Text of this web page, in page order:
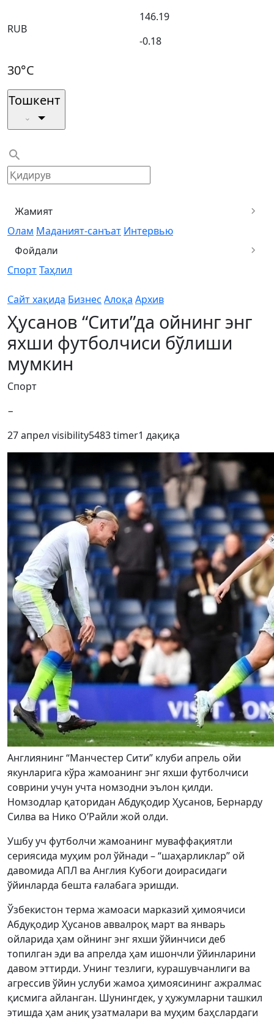
RUB
146.19
-0.18
30°C
Тошкент
Жамият
Олам Маданият-санъат Интервью
Фойдали
СпортТаҳлил
Сайт хақида Бизнес Алоқа Архив
Ҳусанов “Сити”да ойнинг энг
яхши футболчиси бўлиши
мумкин
Спорт
−
27 апрел visibility5483timer1 дақиқа
Англиянинг “Манчестер Сити” клуби апрель ойи
якунларига кўра жамоанинг энг яхши футболчиси
соврини учун учта номзодни эълон қилди.
Номзодлар қаторидан Абдуқодир Ҳусанов, Бернарду
Силва ва Нико О’Райли жой олди.
Ушбу уч футболчи жамоанинг муваффақиятли
сериясида муҳим рол ўйнади – “шаҳарликлар” ой
давомида АПЛ ва Англия Кубоги доирасидаги
ўйинларда бешта ғалабага эришди.
Ўзбекистон терма жамоаси марказий ҳимоячиси
Абдуқодир Ҳусанов аввалроқ март ва январь
ойларида ҳам ойнинг энг яхши ўйинчиси деб
топилган эди ва апрелда ҳам ишончли ўйинларини
давом эттирди. Унинг тезлиги, курашувчанлиги ва
агрессив ўйин услуби жамоа ҳимоясининг ажралмас
қисмига айланган. Шунингдек, у ҳужумларни ташкил
этишда ҳам аниқ узатмалари ва муҳим баҳслардаги